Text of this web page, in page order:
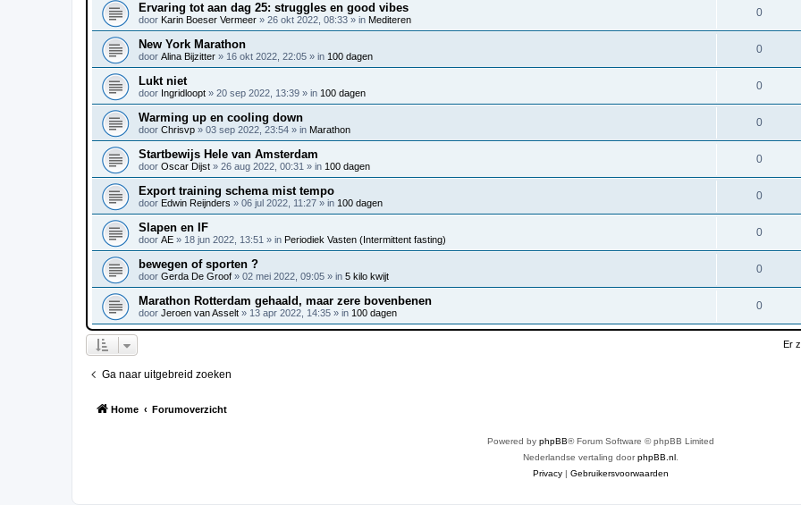
Ervaring tot aan dag 25: struggles en good vibes
door Karin Boeser Vermeer » 26 okt 2022, 08:33 » in Mediteren
0
New York Marathon
door Alina Bijzitter » 16 okt 2022, 22:05 » in 100 dagen
0
Lukt niet
door Ingridloopt » 20 sep 2022, 13:39 » in 100 dagen
0
Warming up en cooling down
door Chrisvp » 03 sep 2022, 23:54 » in Marathon
0
Startbewijs Hele van Amsterdam
door Oscar Dijst » 26 aug 2022, 00:31 » in 100 dagen
0
Export training schema mist tempo
door Edwin Reijnders » 06 jul 2022, 11:27 » in 100 dagen
0
Slapen en IF
door AE » 18 jun 2022, 13:51 » in Periodiek Vasten (Intermittent fasting)
0
bewegen of sporten ?
door Gerda De Groof » 02 mei 2022, 09:05 » in 5 kilo kwijt
0
Marathon Rotterdam gehaald, maar zere bovenbenen
door Jeroen van Asselt » 13 apr 2022, 14:35 » in 100 dagen
0
Er
Ga naar uitgebreid zoeken
Home Forumoverzicht
Powered by phpBB® Forum Software © phpBB Limited
Nederlandse vertaling doorphpBB.nl
Privacy | Gebruikersvoorwaarden